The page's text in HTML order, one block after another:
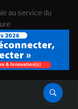
au service du